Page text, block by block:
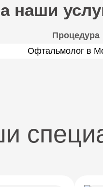
наши
Процедура
Офтальмолог в